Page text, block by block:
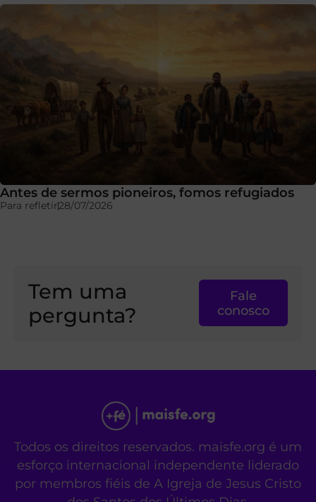
Antes de sermos pioneiros, fomos refugiados
Para refletir28/07/2026
Tem uma
pergunta?
Fale
conosco
Todos os direitos reservados. maisfe.org é um
esforço internacional independente liderado
por membros fiéis de A Igreja de Jesus Cristo